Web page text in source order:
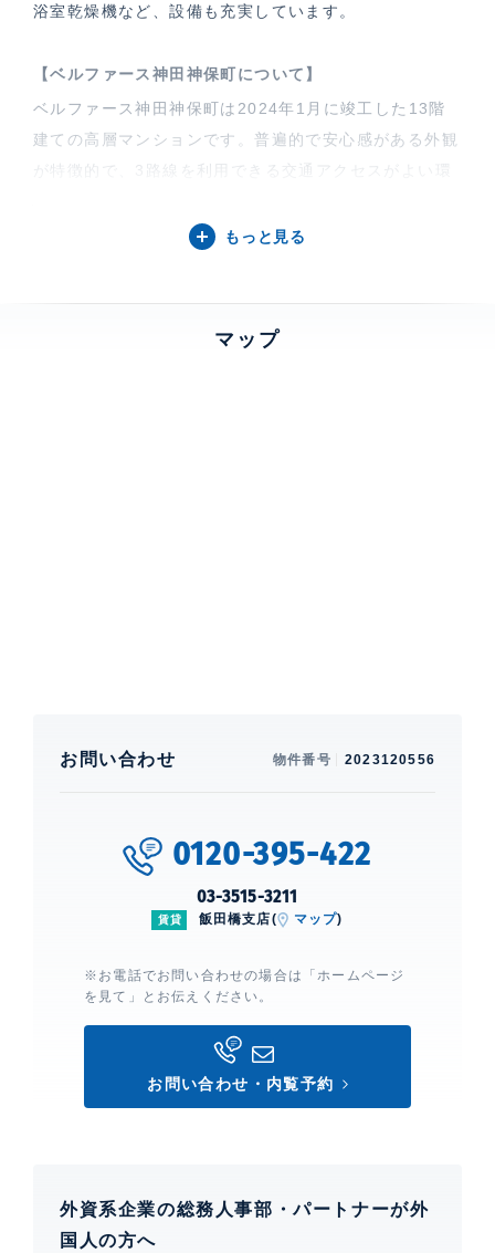
浴室乾燥機など、設備も充実しています。
【ベルファース神田神保町について】
ベルファース神田神保町は2024年1月に竣工した13階
建ての高層マンションです。普遍的で安心感がある外観
が特徴的で、3路線を利用できる交通アクセスがよい環
丁目店(210m、2024年2月時点)、マルエツプチ神田神
もっと見る
マップ
お問い合わせ 物件番号 2023120556
0120-395-422
03-3515-3211
賃貸 飯田橋支店( マップ)
※お電話でお問い合わせの場合は「ホームページ
を見て」とお伝えください。
お問い合わせ・内覧予約
外資系企業の総務人事部・パートナーが外
国人の方へ